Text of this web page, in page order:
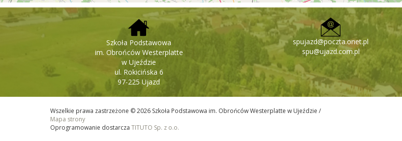
Szkoła Podstawowa
im. Obrońców Westerplatte
w Ujeździe
ul. Rokicińska 6
97-225 Ujazd
spujazd@poczta.onet.pl
spu@ujazd.com.pl
Wszelkie prawa zastrzeżone © 2026 Szkoła Podstawowa im. Obrońców Westerplatte w Ujeździe /
Mapa strony
Oprogramowanie dostarcza TITUTO Sp. z o.o.